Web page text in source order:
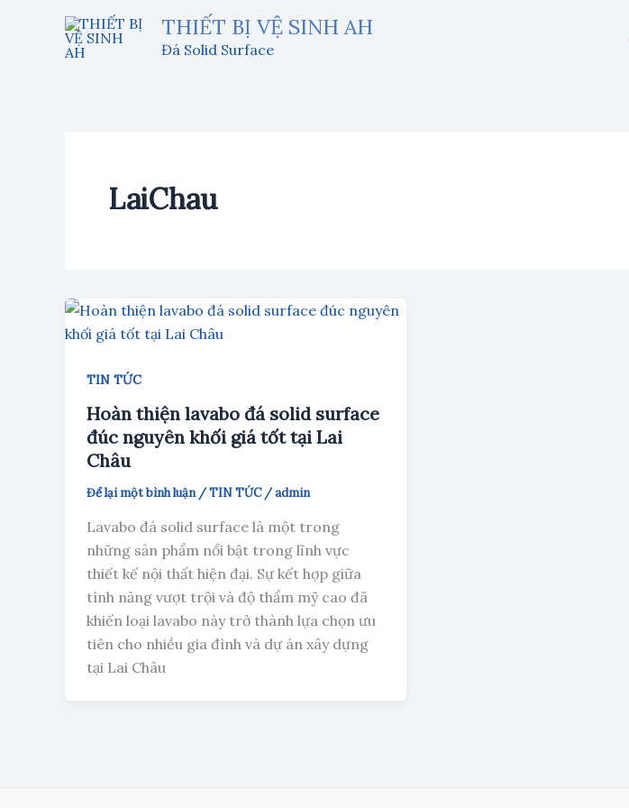
THIẾT BỊ VỆ SINH AH
Đá Solid Surface
LaiChau
TIN TỨC
Hoàn thiện lavabo đá solid surface
đúc nguyên khối giá tốt tại Lai
Châu
Để lại một bình luận /TIN TỨC/admin
Lavabo đá solid surface là một trong
những sản phẩm nổi bật trong lĩnh vực
thiết kế nội thất hiện đại. Sự kết hợp giữa
tính năng vượt trội và độ thẩm mỹ cao đã
khiến loại lavabo này trở thành lựa chọn ưu
tiên cho nhiều gia đình và dự án xây dựng
tại Lai Châu